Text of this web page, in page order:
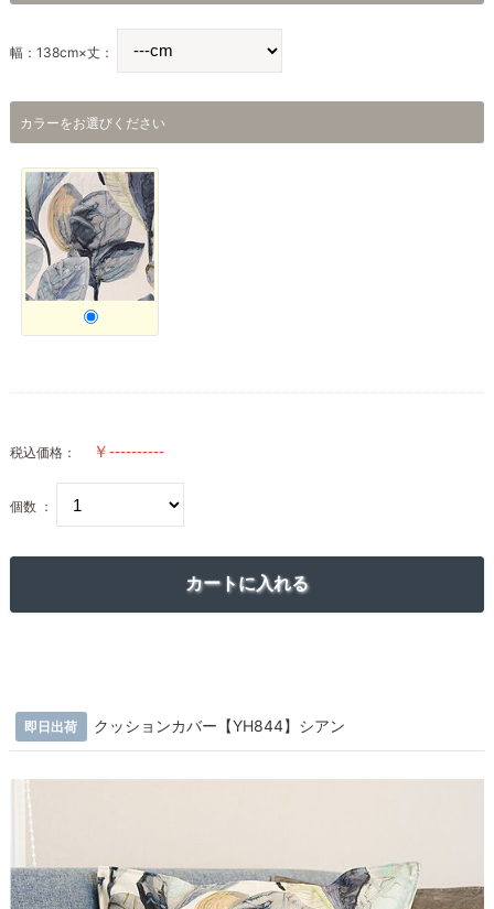
幅：138cm×丈：
カラーをお選びください
税込価格：
個数 ：
即日出荷 クッションカバー【YH844】シアン